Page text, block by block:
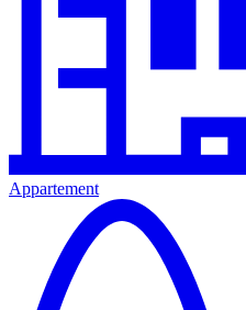
Appartement